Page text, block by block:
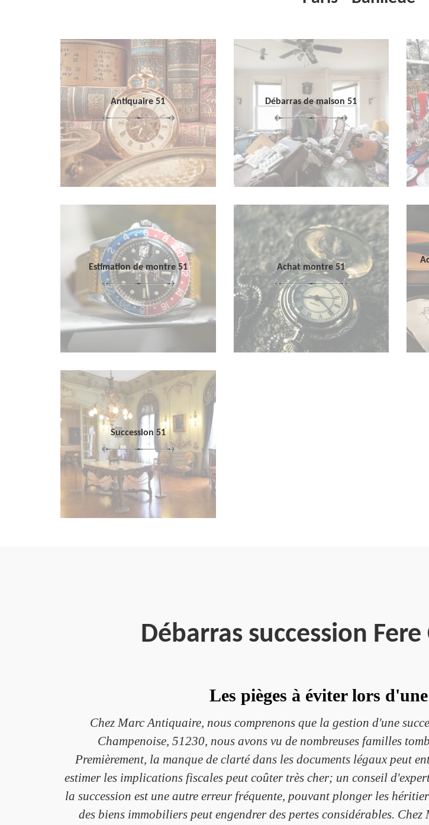
Antiquaire 51 Débarras de maison 51
Estimation de montre 51 Achat montre 51
Succession 51
Débarras succession
Les pièges à éviter lors
Chez Marc Antiquaire, nous comprenons que la gestion d'une
Champenoise, 51230, nous avons vu de nombreuses familles
Premièrement, la manque de clarté dans les documents légaux peut
estimer les implications fiscales peut coûter très cher; un conseil
la succession est une autre erreur fréquente, pouvant plonger les
des biens immobiliers peut engendrer des pertes considérables.